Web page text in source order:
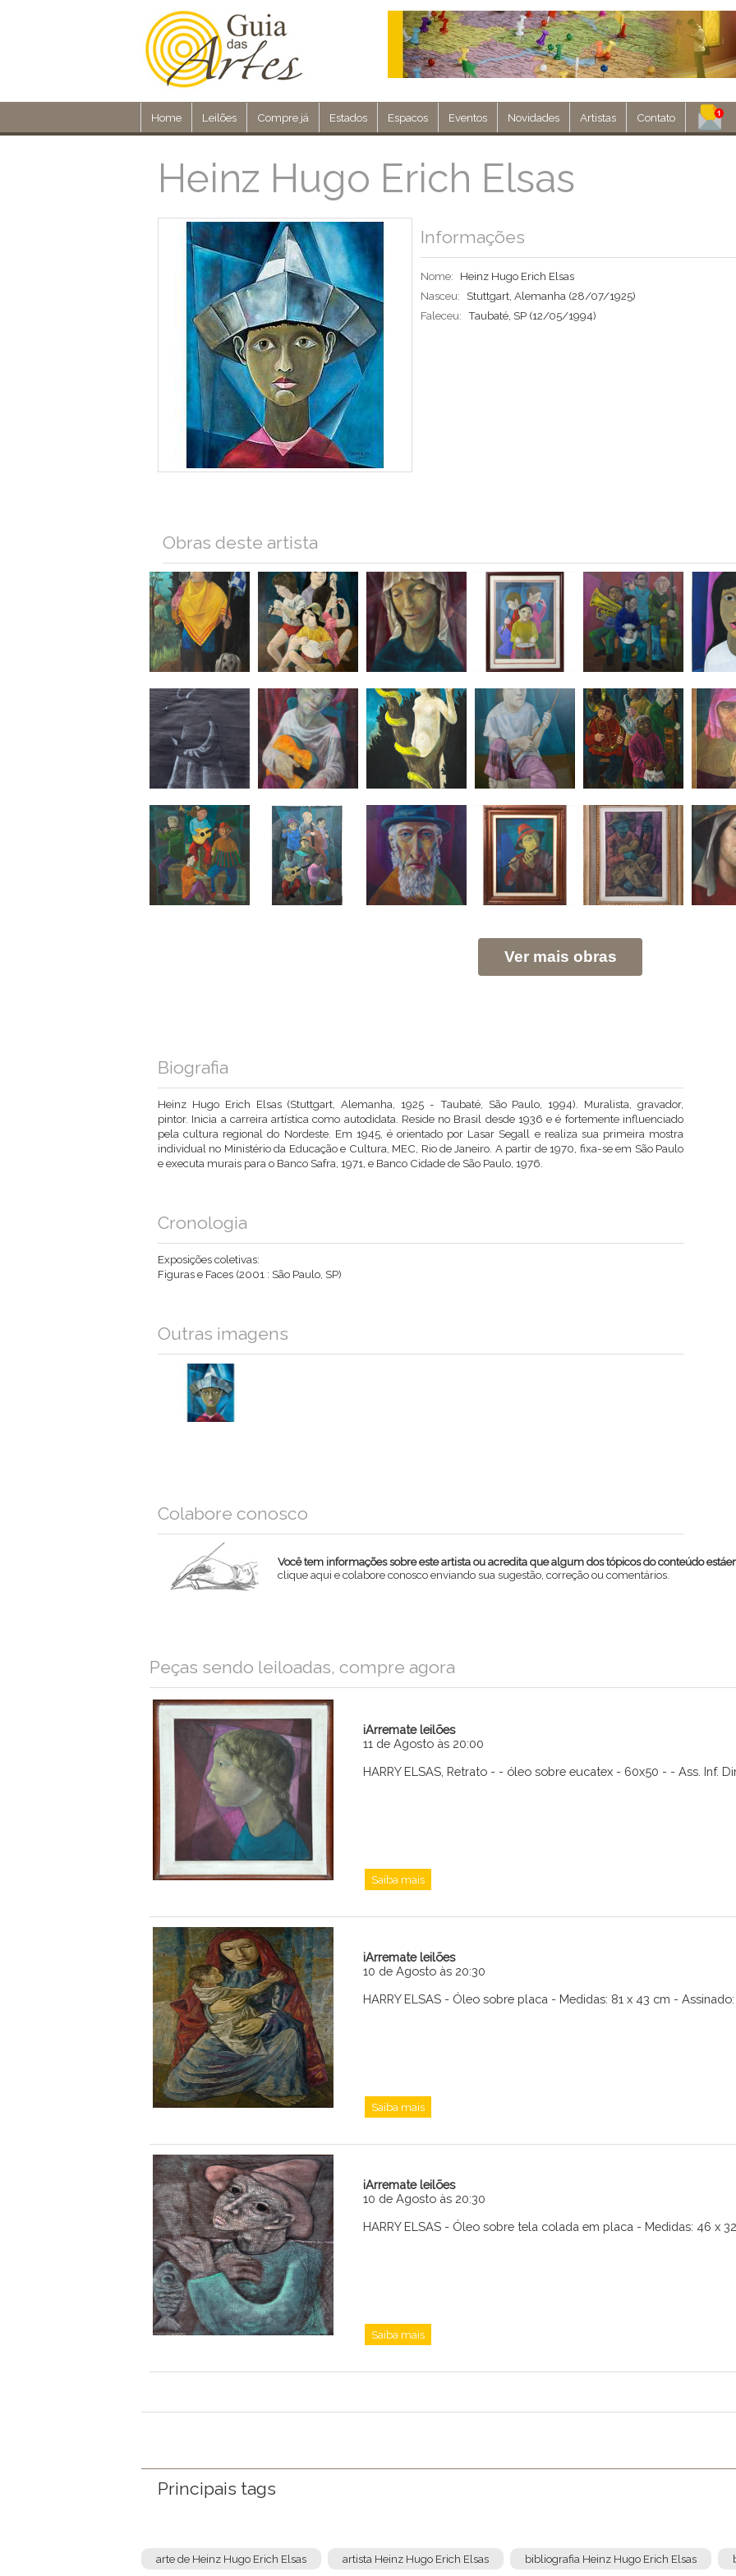
Home Leilões Compre já Estados Espacos Eventos Novidades Artistas Contato
Heinz Hugo Erich Elsas
Informações
Nome:
Heinz Hugo Erich Elsas
Nasceu:
Stuttgart, Alemanha (28/07/1925)
Faleceu: Taubaté, SP (12/05/1994)
Obras deste artista
Ver mais obras
Biografia
Heinz Hugo Erich Elsas (Stuttgart, Alemanha, 1925 - Taubaté, São Paulo, 1994). Muralista, gravador,
pintor. Inicia a carreira artística como autodidata. Reside no Brasil desde 1936 e é fortemente influenciado
pela cultura regional do Nordeste. Em 1945, é orientado por Lasar Segall e realiza sua primeira mostra
individual no Ministério da Educação e Cultura, MEC, Rio de Janeiro. A partir de 1970, fixa-se em São Paulo
e executa murais para o Banco Safra, 1971, e Banco Cidade de São Paulo, 1976.
Cronologia
Exposições coletivas:
Figuras e Faces (2001 : São Paulo, SP)
Outras imagens
Colabore conosco
Você tem informações sobre este artista ou acredita que algum dos tópicos do conteúdo
clique aqui e colabore conosco enviando sua sugestão, correção ou comentários.
Peças sendo leiloadas, compre agora
iArremate leilões
11 de Agosto às 20:00
HARRY ELSAS, Retrato - - óleo sobre eucatex - 60x50 - - Ass. Inf.
Saiba mais
iArremate leilões
10 de Agosto às 20:30
HARRY ELSAS - Óleo sobre placa - Medidas: 81 x 43 cm -
Saiba mais
iArremate leilões
10 de Agosto às 20:30
HARRY ELSAS - Óleo sobre tela colada em placa - Medidas: 46 x
Saiba mais
Principais tags
arte de Heinz Hugo Erich Elsas artista Heinz Hugo Erich Elsas bibliografia Heinz Hugo Erich Elsas